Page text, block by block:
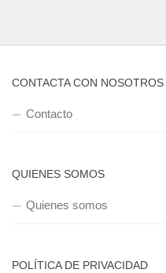
CONTACTA CON NOSOTROS
Contacto
QUIENES SOMOS
Quienes somos
POLÍTICA DE PRIVACIDAD